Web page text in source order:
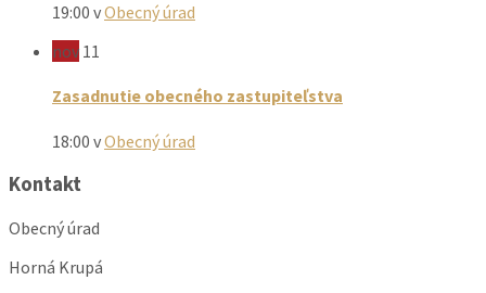
19:00 vObecný úrad
nov 11
Zasadnutie obecného zastupiteľstva
18:00 vObecný úrad
Kontakt
Obecný úrad
Horná Krupá